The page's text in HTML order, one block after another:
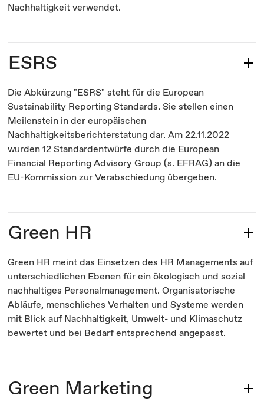
Nachhaltigkeit verwendet.
ESRS
Die Abkürzung "ESRS" steht für die European
Sustainability Reporting Standards. Sie stellen einen
Meilenstein in der europäischen
Nachhaltigkeitsberichterstatung dar. Am 22.11.2022
wurden 12 Standardentwürfe durch die European
Financial Reporting Advisory Group (s. EFRAG) an die
EU-Kommission zur Verabschiedung übergeben.
Green HR
Green HR meint das Einsetzen des HR Managements auf
unterschiedlichen Ebenen für ein ökologisch und sozial
nachhaltiges Personalmanagement. Organisatorische
Abläufe, menschliches Verhalten und Systeme werden
mit Blick auf Nachhaltigkeit, Umwelt- und Klimaschutz
bewertet und bei Bedarf entsprechend angepasst.
Green Marketing